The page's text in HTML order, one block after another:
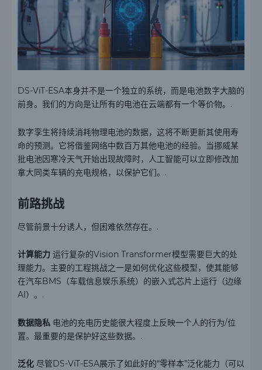
DS-ViT-ESA本身并不是一个独立的系统，而是电池数字大脑的
前身。我们的方向是让所有的电池在云端都有一个等价物。.
数字孪生将持续消耗物理电池的数据，这将不断更新其使用寿
命的预测。它将借鉴网络中数百万其他电池的经验。当挪威某
批电池因寒冷天气开始出现故障时，人工智能可以立即修改加
拿大同类车辆的充电规格，以保护它们。.
前路挑战
尽管前景十分诱人，但困难依然存在。.
计算能力 运行复杂的Vision Transformer模型需要巨大的处
理能力。主要的工程挑战之一是如何优化这些模型，使其能够
在汽车BMS（车载信息娱乐系统）的嵌入式芯片上运行（边缘
AI）。.
数据隐私 电池的充电历史能很大程度上反映一个人的行为/位
置。最重要的是保护好这些数据。.
泛化 尽管DS-ViT-ESA展示了如此好的“零样本”泛化能力（可以